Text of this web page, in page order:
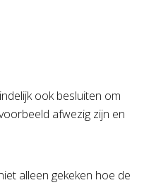
ook besluiten om
afwezig zijn en
alleen gekeken hoe de